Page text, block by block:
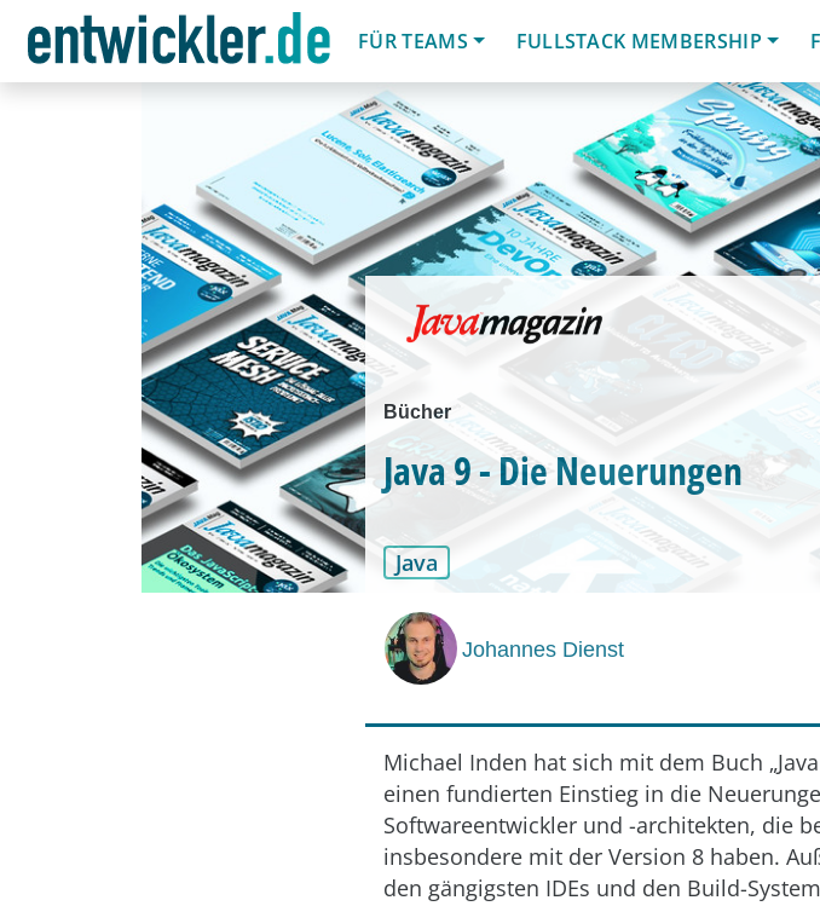
FÜR TEAMS
FULLSTACK MEMBERSHIP
Bücher
Java 9 - Die Neuerungen
Java
Johannes Dienst
Michael Inden hat sich mit dem Buch
einen fundierten Einstieg in die
Softwareentwickler und -architekten, die
insbesondere mit der Version 8 haben.
den gängigsten IDEs und den Build-